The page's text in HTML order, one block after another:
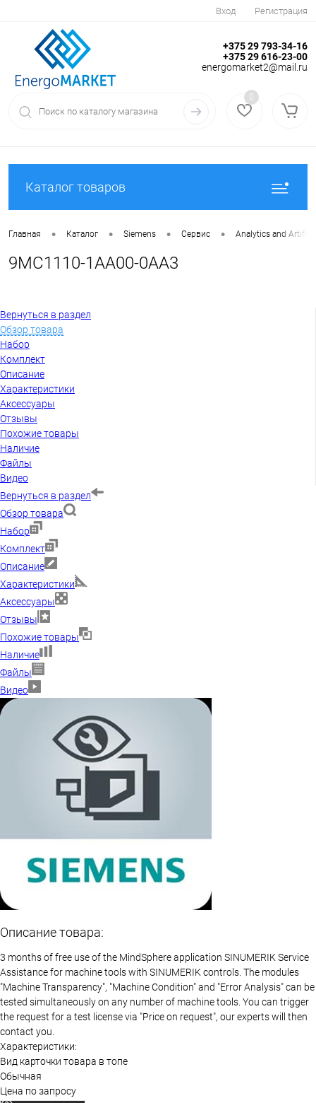
Вход Регистрация
+375 29 793-34-16
+375 29 616-23-00
energomarket2@mail.ru
0
Каталог товаров
Главная • Каталог • Siemens • Сервис • Analytics and
9MC1110-1AA00-0AA3
Вернуться в раздел
Обзор товара
Набор
Комплект
Описание
Характеристики
Аксессуары
Отзывы
Похожие товары
Наличие
Файлы
Видео
Вернуться в раздел
Обзор товара
Набор
Комплект
Описание
Характеристики
Аксессуары
Отзывы
Похожие товары
Наличие
Файлы
Видео
Описание товара:
3 months of free use of the MindSphere application SINUMERIK Service
Assistance for machine tools with SINUMERIK controls. The modules
"Machine Transparency", "Machine Condition" and "Error Analysis" can be
tested simultaneously on any number of machine tools. You can trigger
the request for a test license via "Price on request", our experts will then
contact you.
Характеристики:
Вид карточки товара в топе
Обычная
Цена по запросу